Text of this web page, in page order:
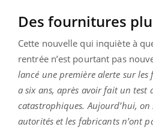
Des fournitures
Cette nouvelle qui inquiète à
rentrée n’est pourtant pas
lancé une première alerte sur
a six ans, après avoir fait un test
catastrophiques. Aujourd’hui, on
autorités et les fabricants n’ont